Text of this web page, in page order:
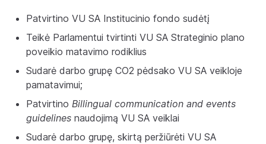
Patvirtino VU SA Institucinio fondo sudėtį
Teikė Parlamentui tvirtinti VU SA Strateginio plano
poveikio matavimo rodiklius
Sudarė darbo grupę CO2 pėdsako VU SA veikloje
pamatavimui;
Patvirtino Billingual communication and events
guidelines naudojimą VU SA veiklai
Sudarė darbo grupę, skirtą peržiūrėti VU SA